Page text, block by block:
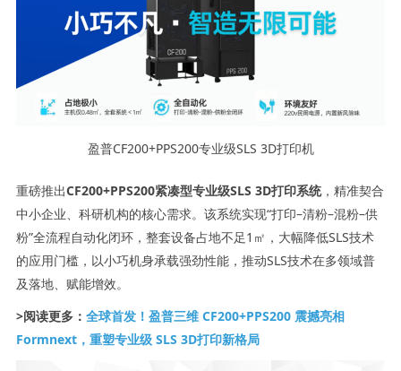
盈普CF200+PPS200专业级SLS 3D打印机
重磅推出CF200+PPS200紧凑型专业级SLS 3D打印系统，精准契合
中小企业、科研机构的核心需求。该系统实现“打印–清粉–混粉–供
粉”全流程自动化闭环，整套设备占地不足1㎡，大幅降低SLS技术
的应用门槛，以小巧机身承载强劲性能，推动SLS技术在多领域普
及落地、赋能增效。
>阅读更多： 全球首发！盈普三维 CF200+PPS200 震撼亮相
Formnext，重塑专业级 SLS 3D打印新格局